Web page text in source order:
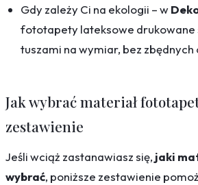
Gdy zależy Ci na ekologii – w
fototapety lateksowe drukowane
tuszami na wymiar, bez zbędnych
Jak wybrać materiał
zestawienie
Jeśli wciąż zastanawiasz się, jaki
wybrać, poniższe zestawienie